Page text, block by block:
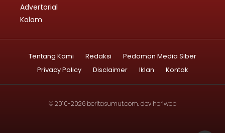
Advertorial
Kolom
Tentang Kami Redaksi
Pedoman Media Siber
Privacy Policy
Disclaimer Iklan Kontak
© 2010-2026 beritasumut.com. dev heriweb